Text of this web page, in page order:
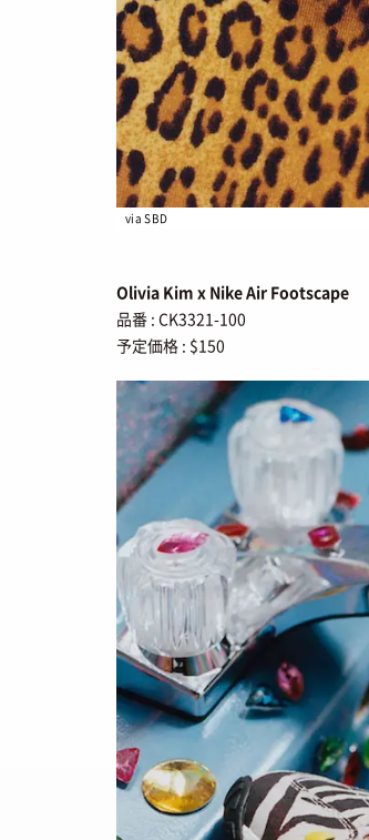
via SBD
Olivia Kim x Nike Air Footscape
品番 : CK3321-100
予定価格 : $150